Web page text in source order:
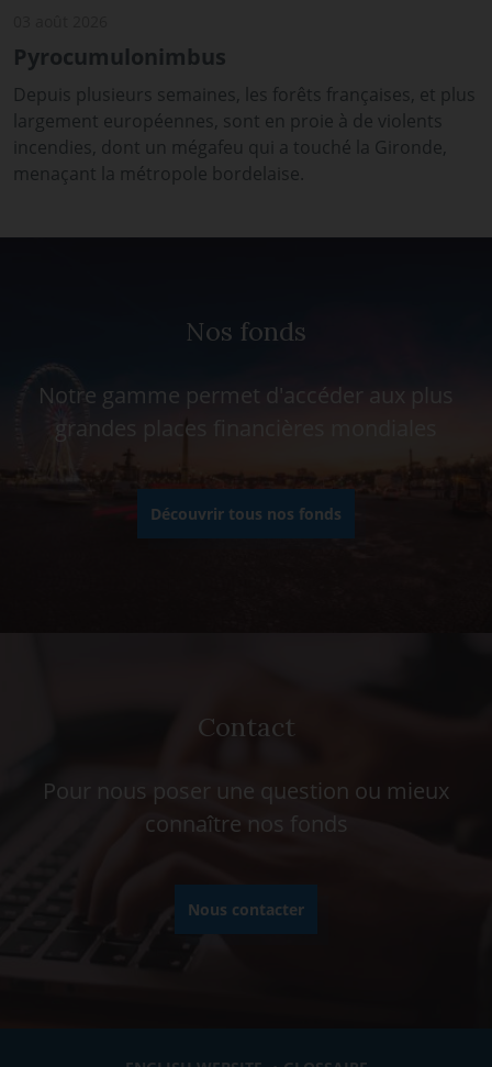
Pyrocumulonimbus
Depuis plusieurs semaines, les forêts françaises, et plus
largement européennes, sont en proie à de violents
incendies, dont un mégafeu qui a touché la Gironde,
menaçant la métropole bordelaise.
Nos fonds
Notre gamme permet d'accéder aux plus
grandes places financières mondiales
Découvrir tous nos fonds
Contact
Pour nous poser une question ou mieux
connaître nos fonds
Nous contacter